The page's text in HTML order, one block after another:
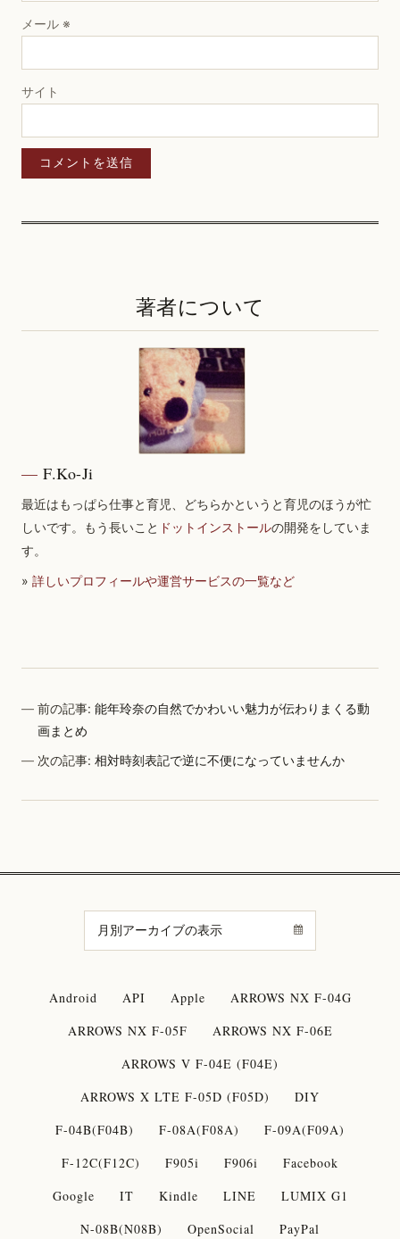
メール ※
サイト
著者について
F.Ko-Ji
最近はもっぱら仕事と育児、どちらかというと育児のほうが忙
しいです。もう長いこと ドットインストールの開発をしていま
す。
» 詳しいプロフィールや運営サービスの一覧など
前の記事:能年玲奈の自然でかわいい魅力が伝わりまくる動
画まとめ
次の記事:相対時刻表記で逆に不便になっていませんか
Android API Apple
ARROWS NX F-04G
ARROWS NX F-05F
ARROWS NX F-06E
ARROWS V F-04E (F04E)
ARROWS X LTE F-05D (F05D)
DIY
F-04B(F04B)
F-08A(F08A)
F-09A(F09A)
F-12C(F12C)
F905i F906i
Facebook
Google
IT Kindle LINE
LUMIX G1
N-08B(N08B)
OpenSocial
PayPal